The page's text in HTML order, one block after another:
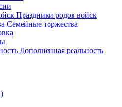
Праздники родов войск
Семейные торжества
Дополненная реальность